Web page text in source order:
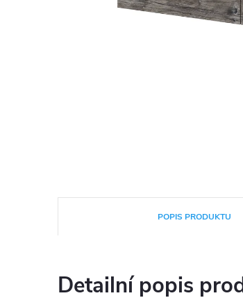
POPIS PRODUKTU
Detailní popis